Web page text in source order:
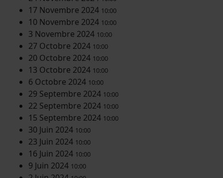
17 Novembre 2024 10:00
10 Novembre 2024 10:00
3 Novembre 2024 10:00
27 Octobre 2024 10:00
20 Octobre 2024 10:00
13 Octobre 2024 10:00
6 Octobre 2024 10:00
29 Septembre 2024 10:00
22 Septembre 2024 10:00
15 Septembre 2024 10:00
30 Juin 2024 10:00
23 Juin 2024 10:00
16 Juin 2024 10:00
9 Juin 2024 10:00